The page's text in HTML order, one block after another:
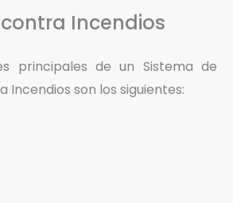
Incendios
principales de un Sistema de
son los siguientes: